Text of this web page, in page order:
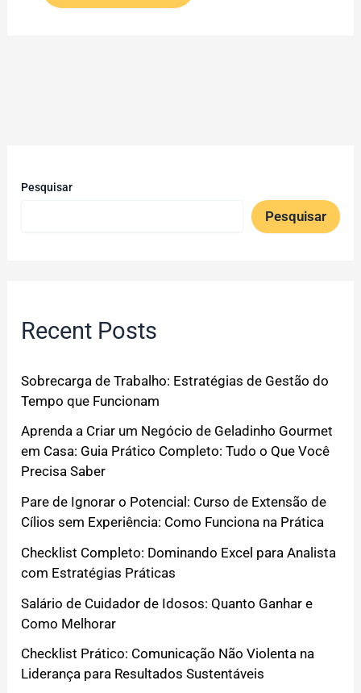
Pesquisar
Pesquisar
Recent Posts
Sobrecarga de Trabalho: Estratégias de Gestão do
Tempo que Funcionam
Aprenda a Criar um Negócio de Geladinho Gourmet
em Casa: Guia Prático Completo: Tudo o Que Você
Precisa Saber
Pare de Ignorar o Potencial: Curso de Extensão de
Cílios sem Experiência: Como Funciona na Prática
Checklist Completo: Dominando Excel para Analista
com Estratégias Práticas
Salário de Cuidador de Idosos: Quanto Ganhar e
Como Melhorar
Checklist Prático: Comunicação Não Violenta na
Liderança para Resultados Sustentáveis